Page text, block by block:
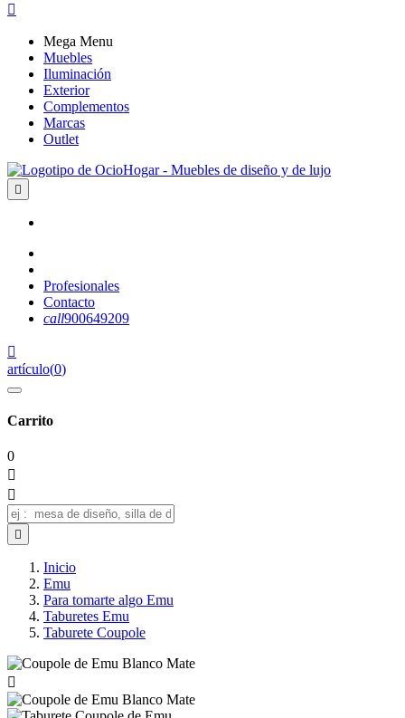

Mega Menu
Muebles
Iluminación
Exterior
Complementos
Marcas
Outlet

Profesionales
Contacto
call900649209

artículo(0)
Carrito
0



Inicio
Emu
Para tomarte algo Emu
Taburetes Emu
Taburete Coupole
